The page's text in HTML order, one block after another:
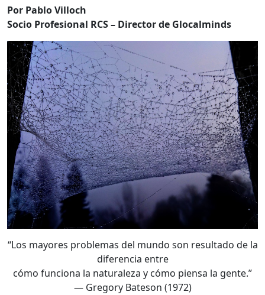
Por Pablo Villoch
Socio Profesional RCS – Director de Glocalminds
“Los mayores problemas del mundo son resultado de la
diferencia entre
cómo funciona la naturaleza y cómo piensa la gente.”
— Gregory Bateson (1972)